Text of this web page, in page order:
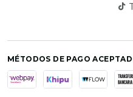
MÉTODOS DE PAGO